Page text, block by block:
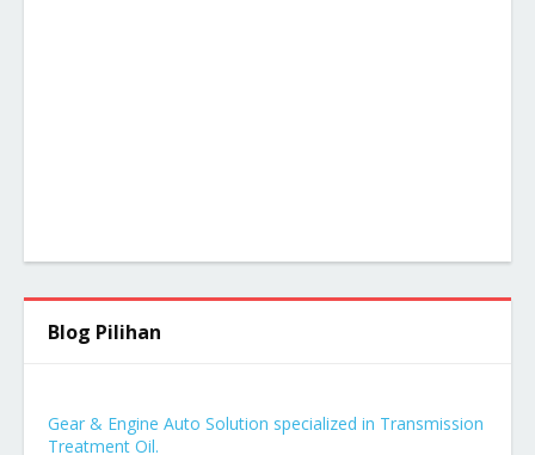
Blog Pilihan
Gear & Engine Auto Solution specialized in Transmission
Treatment Oil.